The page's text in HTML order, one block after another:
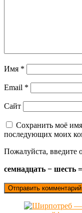
Имя *
Email *
Сайт
Сохранить моё
последующих моих
Пожалуйста, введите
семнадцать − шесть =